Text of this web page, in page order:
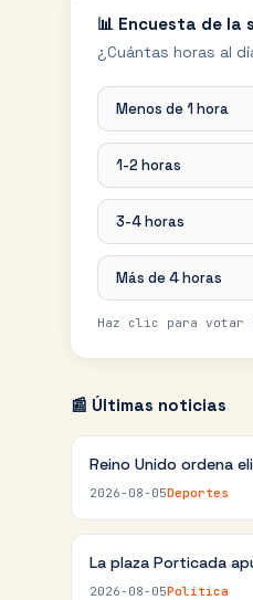
📊 Encuesta de la
¿Cuántas horas al
Menos de 1 hora
1-2 horas
3-4 horas
Más de 4 horas
Haz clic para votar
📰 Últimas noticias
Reino Unido ordena
2026-08-05Deportes
La plaza Porticada
2026-08-05Política